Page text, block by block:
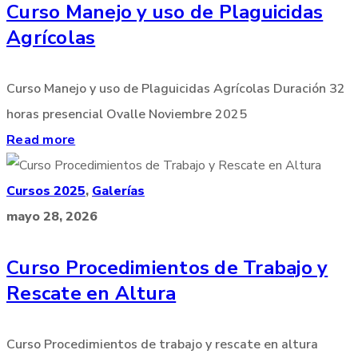
Curso Manejo y uso de Plaguicidas
Agrícolas
Curso Manejo y uso de Plaguicidas Agrícolas Duración 32
horas presencial Ovalle Noviembre 2025
Read more
Cursos 2025, Galerías
mayo 28, 2026
Curso Procedimientos de Trabajo y
Rescate en Altura
Curso Procedimientos de trabajo y rescate en altura